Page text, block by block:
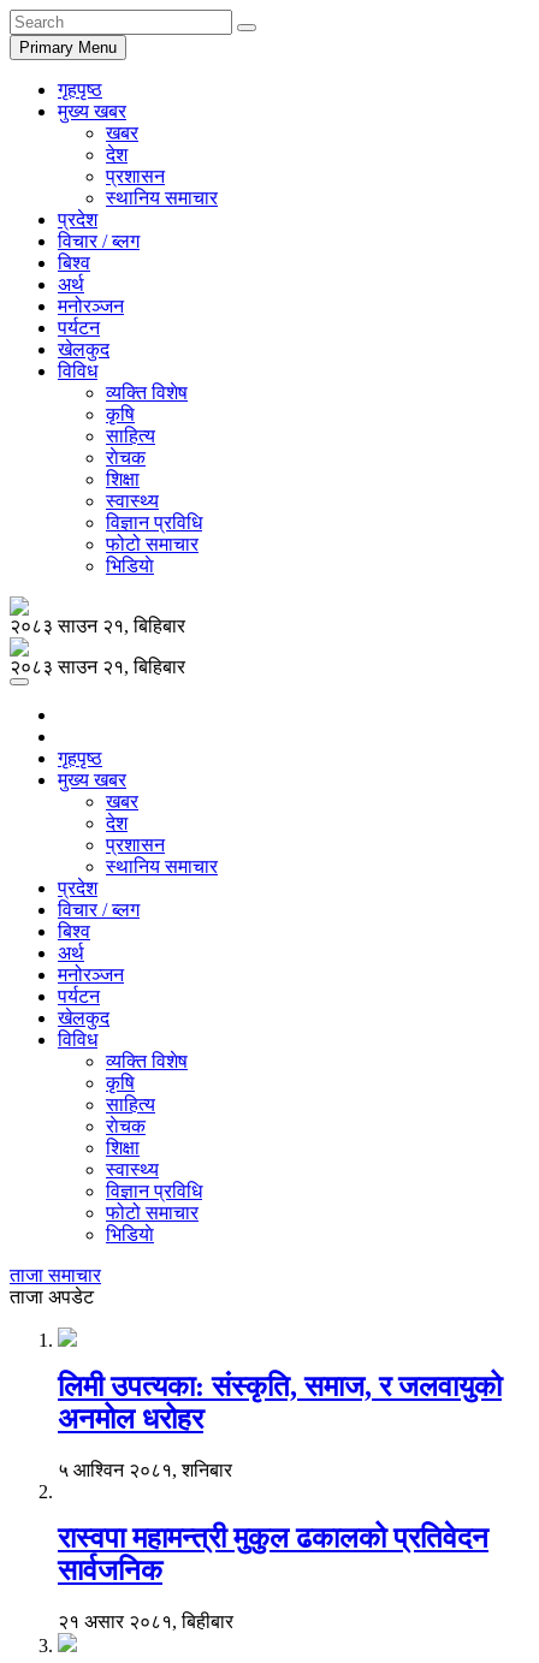
Primary Menu
गृहपृष्ठ
मुख्य खबर
खबर
देश
प्रशासन
स्थानिय समाचार
प्रदेश
विचार / ब्लग
बिश्व
अर्थ
मनोरञ्जन
पर्यटन
खेलकुद
विविध
व्यक्ति विशेष
कृषि
साहित्य
राेचक
शिक्षा
स्वास्थ्य
विज्ञान प्रविधि
फोटो समाचार
भिडियाे
२०८३ साउन २१, बिहिबार
२०८३ साउन २१, बिहिबार
गृहपृष्ठ
मुख्य खबर
खबर
देश
प्रशासन
स्थानिय समाचार
प्रदेश
विचार / ब्लग
बिश्व
अर्थ
मनोरञ्जन
पर्यटन
खेलकुद
विविध
व्यक्ति विशेष
कृषि
साहित्य
राेचक
शिक्षा
स्वास्थ्य
विज्ञान प्रविधि
फोटो समाचार
भिडियाे
ताजा समाचार
ताजा अपडेट
लिमी उपत्यका: संस्कृति, समाज, र जलवायुको
अनमोल धरोहर
५ आश्विन २०८१, शनिबार
रास्वपा महामन्त्री मुकुल ढकालको प्रतिवेदन
सार्वजनिक
२१ असार २०८१, बिहीबार